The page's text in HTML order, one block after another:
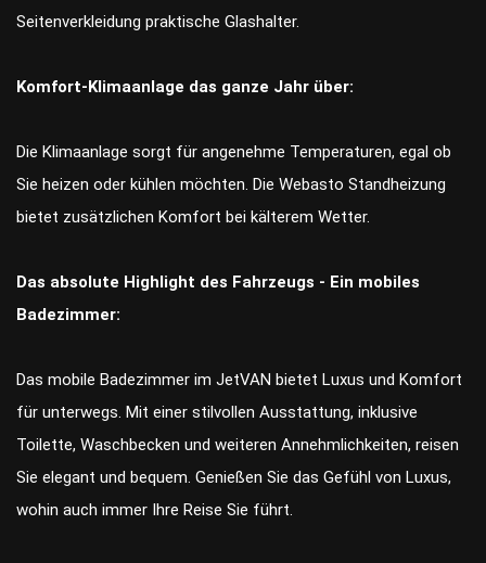
Seitenverkleidung praktische Glashalter.
Komfort-Klimaanlage das ganze Jahr über:
Die Klimaanlage sorgt für angenehme Temperaturen, egal ob
Sie heizen oder kühlen möchten. Die Webasto Standheizung
bietet zusätzlichen Komfort bei kälterem Wetter.
Das absolute Highlight des Fahrzeugs - Ein mobiles
Badezimmer:
Das mobile Badezimmer im JetVAN bietet Luxus und Komfort
für unterwegs. Mit einer stilvollen Ausstattung, inklusive
Toilette, Waschbecken und weiteren Annehmlichkeiten, reisen
Sie elegant und bequem. Genießen Sie das Gefühl von Luxus,
wohin auch immer Ihre Reise Sie führt.